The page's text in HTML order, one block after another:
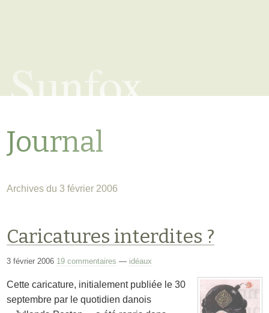
Sunfox
Journal
Archives du 3 février 2006
Caricatures interdites ?
3 février 2006 19 commentaires — idéaux
Cette caricature, initialement publiée le 30
septembre par le quotidien danois